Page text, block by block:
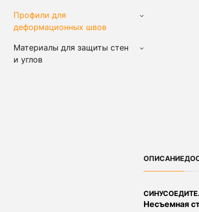
ОПИСАНИЕ
Несъемная
Профили для
деформационных швов
Материалы для защиты стен
и углов